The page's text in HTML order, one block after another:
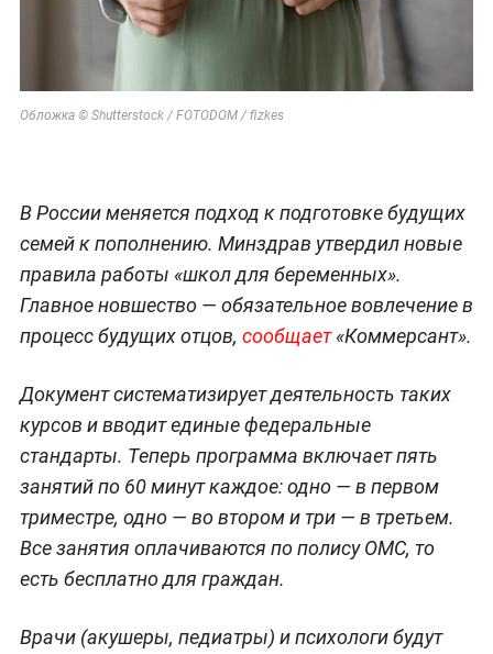
Обложка © Shutterstock / FOTODOM / fizkes
В России меняется подход к подготовке будущих
семей к пополнению. Минздрав утвердил новые
правила работы «школ для беременных».
Главное новшество — обязательное вовлечение в
процесс будущих отцов, сообщает«Коммерсант».
Документ систематизирует деятельность таких
курсов и вводит единые федеральные
стандарты. Теперь программа включает пять
занятий по 60 минут каждое: одно — в первом
триместре, одно — во втором и три — в третьем.
Все занятия оплачиваются по полису ОМС, то
есть бесплатно для граждан.
Врачи (акушеры, педиатры) и психологи будут